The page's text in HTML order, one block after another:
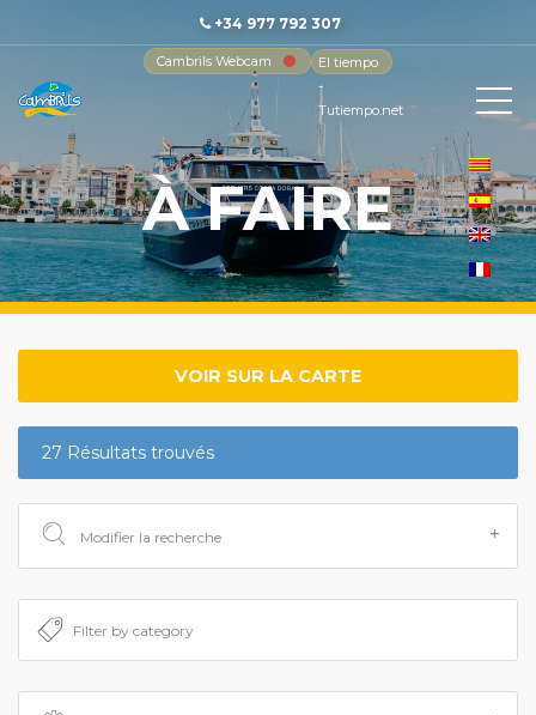
+34 977 792 307
Cambrils Webcam
El tiempo
-
Tutiempo.net
À FAIRE
VOIR SUR LA CARTE
27 Résultats trouvés
Modifier la recherche